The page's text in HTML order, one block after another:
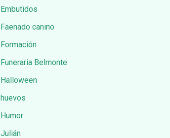
Embutidos
Faenado canino
Formación
Funeraria Belmonte
Halloween
huevos
Humor
Julián